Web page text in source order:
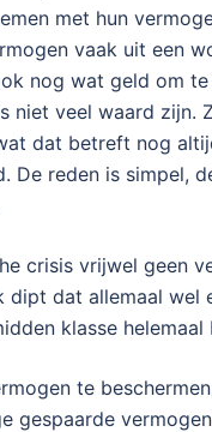
met hun
vaak uit een
nog wat geld om
veel waard zijn.
dat betreft nog
De reden is simpel,
crisis vrijwel geen
dipt dat allemaal
klasse
te
gespaarde